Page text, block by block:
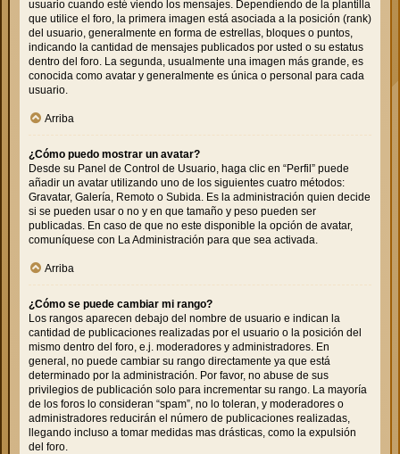
usuario cuando esté viendo los mensajes. Dependiendo de la plantilla
que utilice el foro, la primera imagen está asociada a la posición (rank)
del usuario, generalmente en forma de estrellas, bloques o puntos,
indicando la cantidad de mensajes publicados por usted o su estatus
dentro del foro. La segunda, usualmente una imagen más grande, es
conocida como avatar y generalmente es única o personal para cada
usuario.
Arriba
¿Cómo puedo mostrar un avatar?
Desde su Panel de Control de Usuario, haga clic en “Perfil” puede
añadir un avatar utilizando uno de los siguientes cuatro métodos:
Gravatar, Galería, Remoto o Subida. Es la administración quien decide
si se pueden usar o no y en que tamaño y peso pueden ser
publicadas. En caso de que no este disponible la opción de avatar,
comuníquese con La Administración para que sea activada.
Arriba
¿Cómo se puede cambiar mi rango?
Los rangos aparecen debajo del nombre de usuario e indican la
cantidad de publicaciones realizadas por el usuario o la posición del
mismo dentro del foro, e.j. moderadores y administradores. En
general, no puede cambiar su rango directamente ya que está
determinado por la administración. Por favor, no abuse de sus
privilegios de publicación solo para incrementar su rango. La mayoría
de los foros lo consideran “spam”, no lo toleran, y moderadores o
administradores reducirán el número de publicaciones realizadas,
llegando incluso a tomar medidas mas drásticas, como la expulsión
del foro.